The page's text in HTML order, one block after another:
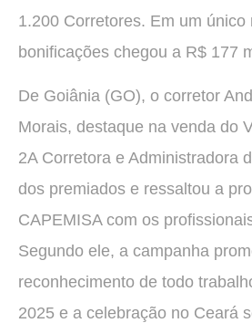
1.200 Corretores. Em um único
bonificações chegou a R$ 177
De Goiânia (GO), o corretor
Morais, destaque na venda do
2A Corretora e Administradora
dos premiados e ressaltou a
CAPEMISA com os
Segundo ele, a campanha
reconhecimento de todo
2025 e a celebração no Ceará